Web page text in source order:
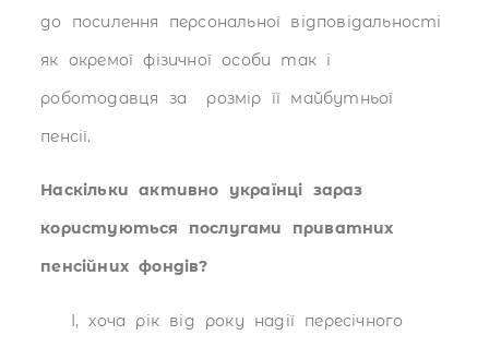
до посилення персональної відповідальності
як окремої фізичної особи так і
роботодавця за розмір її майбутньої
пенсії.
Наскільки активно українці зараз
користуються послугами приватних
пенсійних фондів?
І, хоча рік від року надії пересічного